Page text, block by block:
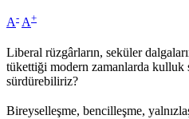
A- A+
Liberal rüzgârların, seküler
tükettiği modern zamanlarda kulluk
sürdürebiliriz?
Bireyselleşme, bencilleşme,